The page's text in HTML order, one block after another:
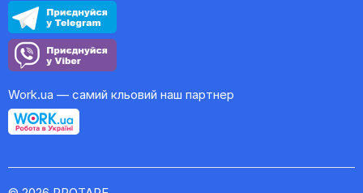
Work.ua — самий кльовий наш партнер